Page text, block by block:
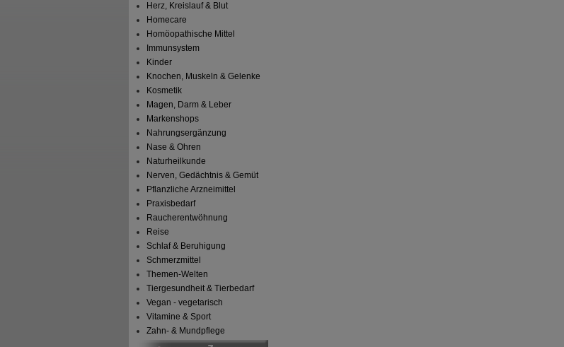
Herz, Kreislauf & Blut
Homecare
Homöopathische Mittel
Immunsystem
Kinder
Knochen, Muskeln & Gelenke
Kosmetik
Magen, Darm & Leber
Markenshops
Nahrungsergänzung
Nase & Ohren
Naturheilkunde
Nerven, Gedächtnis & Gemüt
Pflanzliche Arzneimittel
Praxisbedarf
Raucherentwöhnung
Reise
Schlaf & Beruhigung
Schmerzmittel
Themen-Welten
Tiergesundheit & Tierbedarf
Vegan - vegetarisch
Vitamine & Sport
Zahn- & Mundpflege